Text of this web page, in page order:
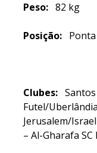
Peso: 82 kg
Posição: Ponta
Clubes: Santos
Futel/
Jerusalem/
– Al-Gharafa